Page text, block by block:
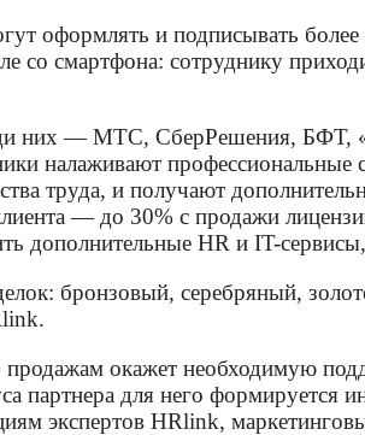
оформлять и подписывать
со смартфона: сотруднику
них — МТС, СберРешения,
налаживают профессиональные
труда, и получают
— до 30% с продажи
дополнительные HR и IT-
бронзовый, серебряный,
продажам окажет необходимую
партнера для него формируется
экспертов HRlink,